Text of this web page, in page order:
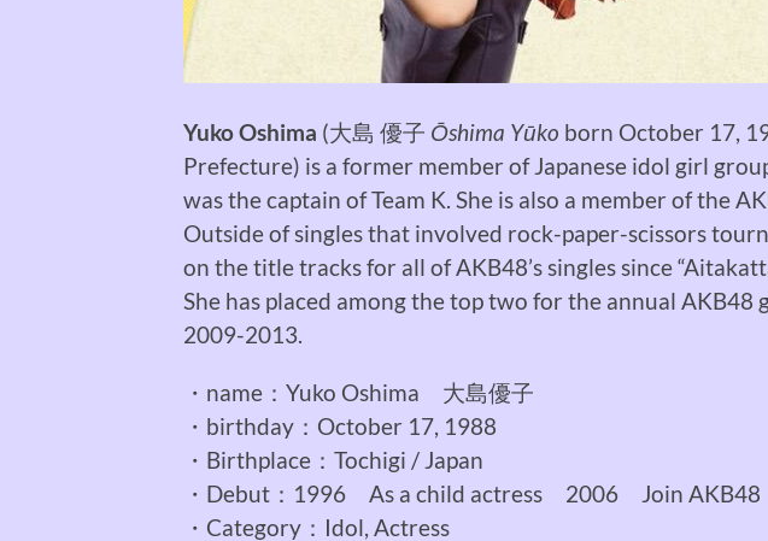
Yuko Oshima (大島 優子 Ōshima Yūko born October 17,
Prefecture) is a former member of Japanese idol girl
was the captain of Team K. She is also a member of the
Outside of singles that involved rock-paper-scissors
on the title tracks for all of AKB48’s singles since
She has placed among the top two for the annual AKB48
2009-2013.
・name：Yuko Oshima 大島優子
・birthday：October 17, 1988
・Birthplace：Tochigi / Japan
・Debut：1996 As a child actress 2006 Join AKB48
・Category：Idol, Actress